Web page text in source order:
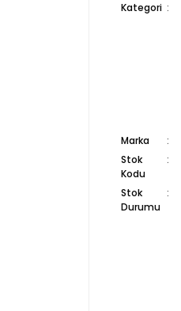
Kategori
Marka
Stok
Kodu
Stok
Durumu